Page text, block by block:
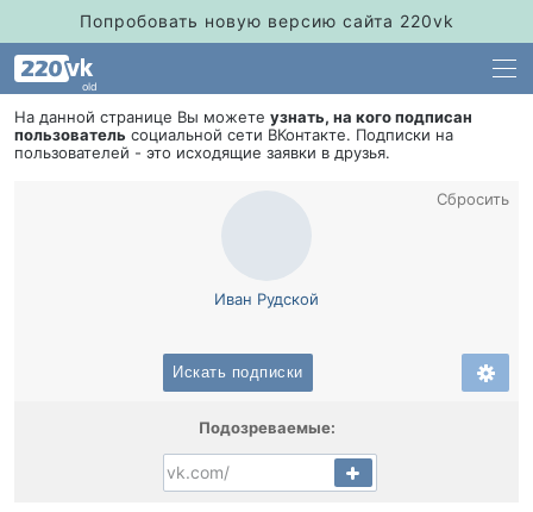
Попробовать новую версию сайта 220vk
old
На данной странице Вы можете узнать, на кого подписан
пользователь социальной сети ВКонтакте. Подписки на
пользователей - это исходящие заявки в друзья.
Иван Рудской
Сбросить
Искать подписки
Подозреваемые: